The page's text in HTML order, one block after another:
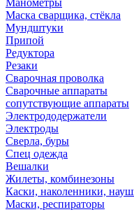
Манометры
Маска сварщика, стёкла
Мундштуки
Припой
Редуктора
Резаки
Сварочная проволка
Сварочные аппараты
сопутствующие аппараты
Электрододержатели
Электроды
Сверла, буры
Спец одежда
Вешалки
Жилеты, комбинезоны
Каски, наколенники,
Маски, респираторы